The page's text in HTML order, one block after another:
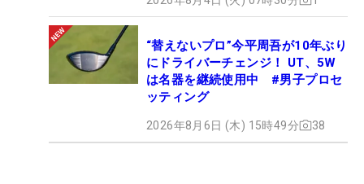
“替えないプロ”今平周吾が10年ぶり
にドライバーチェンジ！ UT、5W
は名器を継続使用中 #男子プロセ
ッティング
2026年8月6日 (木) 15時49分 38